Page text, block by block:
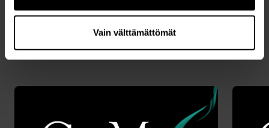
Vain välttämättömät
Uusimmat artikkelit
KAIKKI UUTISET